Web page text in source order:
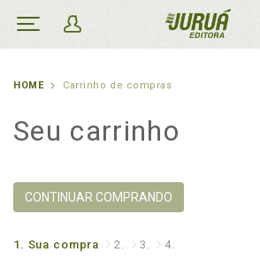
HOME Carrinho de compras
Seu carrinho
CONTINUAR COMPRANDO
1. Sua compra 2. 3. 4.